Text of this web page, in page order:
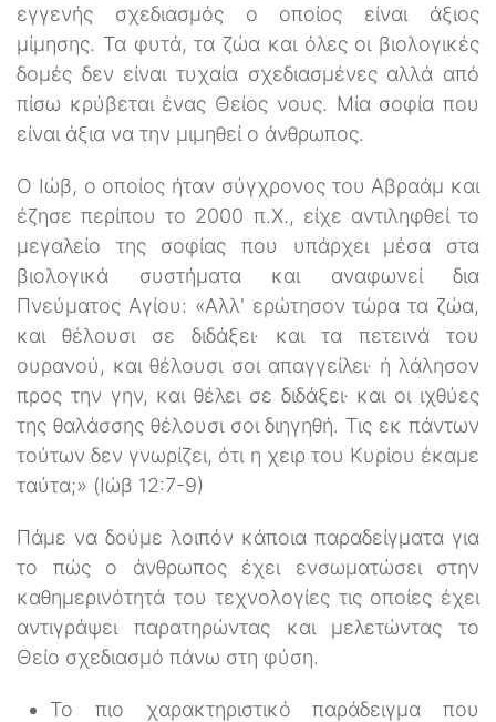
εγγενής σχεδιασμός ο οποίος είναι άξιος
μίμησης. Τα φυτά, τα ζώα και όλες οι βιολογικές
δομές δεν είναι τυχαία σχεδιασμένες αλλά από
πίσω κρύβεται ένας Θείος νους. Μία σοφία που
είναι άξια να την μιμηθεί ο άνθρωπος.
Ο Ιώβ, ο οποίος ήταν σύγχρονος του Αβραάμ και
έζησε περίπου το 2000 π.Χ., είχε αντιληφθεί το
μεγαλείο της σοφίας που υπάρχει μέσα στα
βιολογικά συστήματα και αναφωνεί δια
Πνεύματος Αγίου: «Αλλ' ερώτησον τώρα τα ζώα,
και θέλουσι σε διδάξει· και τα πετεινά του
ουρανού, και θέλουσι σοι απαγγείλει· ή λάλησον
προς την γην, και θέλει σε διδάξει· και οι ιχθύες
της θαλάσσης θέλουσι σοι διηγηθή. Τις εκ πάντων
τούτων δεν γνωρίζει, ότι η χειρ του Κυρίου έκαμε
ταύτα;» (Ιώβ 12:7-9)
Πάμε να δούμε λοιπόν κάποια παραδείγματα για
το πώς ο άνθρωπος έχει ενσωματώσει στην
καθημερινότητά του τεχνολογίες τις οποίες έχει
αντιγράψει παρατηρώντας και μελετώντας το
Θείο σχεδιασμό πάνω στη φύση.
Το πιο χαρακτηριστικό παράδειγμα που